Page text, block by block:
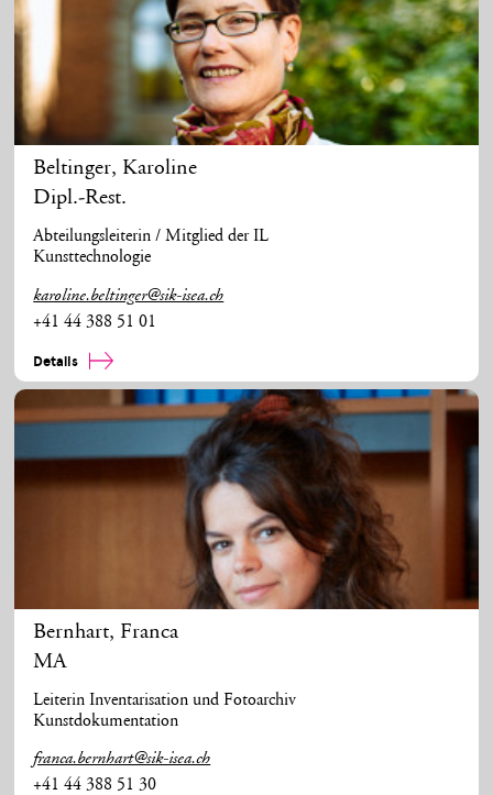
Beltinger, Karoline
Dipl.-Rest.
Abteilungsleiterin / Mitglied der IL
Kunsttechnologie
karoline.beltinger@sik-isea.ch
+41 44 388 51 01
Details
Bernhart, Franca
MA
Leiterin Inventarisation und Fotoarchiv
Kunstdokumentation
franca.bernhart@sik-isea.ch
+41 44 388 51 30